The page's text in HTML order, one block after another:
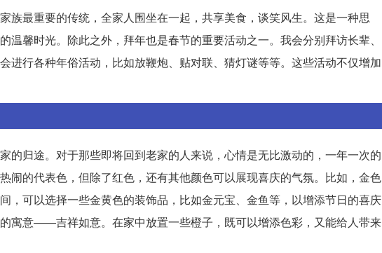
族最重要的传统，全家人围坐在一起，共享美食，谈笑风生。这是一种思
馨时光。除此之外，拜年也是春节的重要活动之一。我会分别拜访长辈、
进行各种年俗活动，比如放鞭炮、贴对联、猜灯谜等等。这些活动不仅增加
的归途。对于那些即将回到老家的人来说，心情是无比激动的，一年一次的
闹的代表色，但除了红色，还有其他颜色可以展现喜庆的气氛。比如，金色
，可以选择一些金黄色的装饰品，比如金元宝、金鱼等，以增添节日的喜庆
寓意——吉祥如意。在家中放置一些橙子，既可以增添色彩，又能给人带来